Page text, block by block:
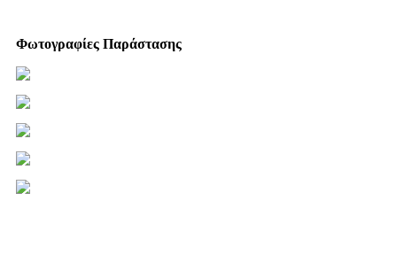
Φωτογραφίες Παράστασης